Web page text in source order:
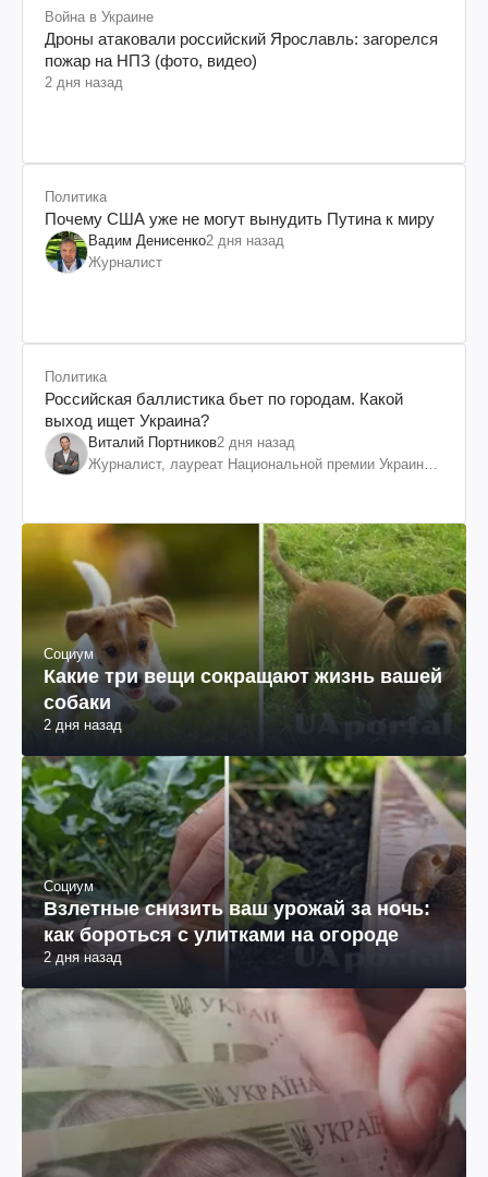
Война в Украине
Дроны атаковали российский Ярославль: загорелся
пожар на НПЗ (фото, видео)
2 дня назад
Политика
Почему США уже не могут вынудить Путина к миру
Вадим Денисенко2 дня назад
Журналист
Политика
Российская баллистика бьет по городам. Какой
выход ищет Украина?
Виталий Портников2 дня назад
Журналист, лауреат Национальной премии Украины
Социум
Какие три вещи сокращают жизнь вашей
собаки
2 дня назад
Социум
Взлетные снизить ваш урожай за ночь:
как бороться с улитками на огороде
2 дня назад